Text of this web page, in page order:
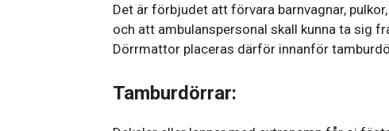
Det är förbjudet att förvara barnvagnar,
och att ambulanspersonal skall kunna ta sig
Dörrmattor placeras därför innanför
Tamburdörrar: